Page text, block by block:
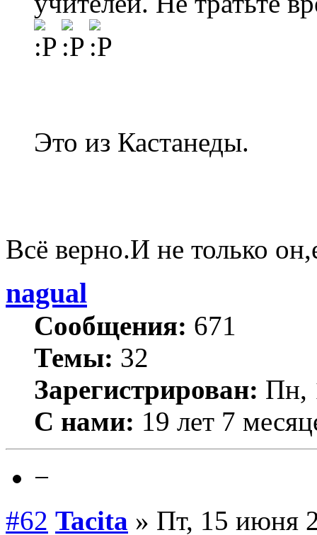
Это из Кастанеды.
Всё верно.И не только
nagual
Сообщения: 671
Темы: 32
Зарегистрирован: Пн,
С нами: 19 лет 7
−
#62 Tacita » Пт, 15 июня